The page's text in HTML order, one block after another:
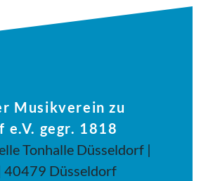
Musikverein zu
e.V. gegr. 1818
Tonhalle Düsseldorf |
40479 Düsseldorf